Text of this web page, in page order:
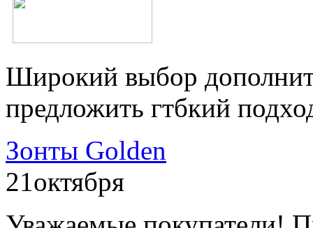
Широкий выбор
предложить гтбкий
Зонты Golden
21октября